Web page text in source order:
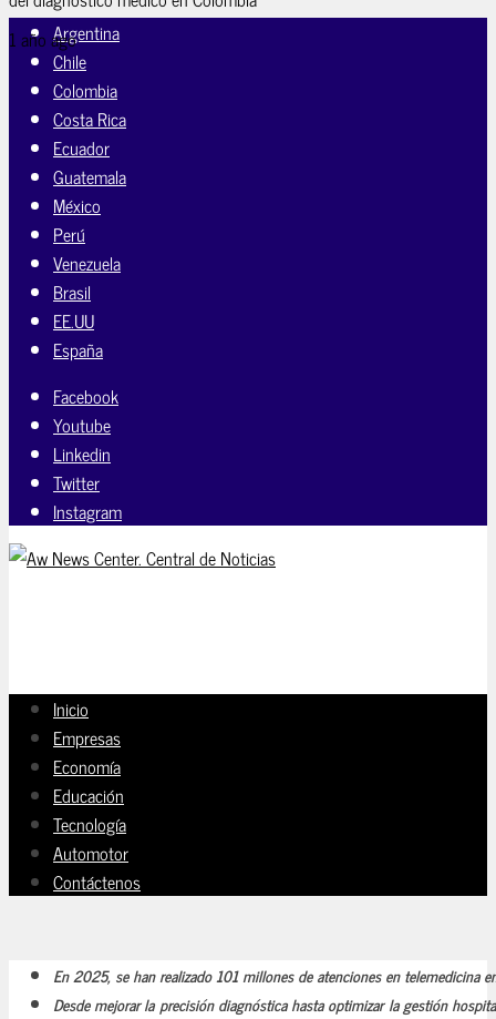
Argentina
Chile
Colombia
Costa Rica
Ecuador
Guatemala
México
Perú
Venezuela
Brasil
EE.UU
España
Facebook
Youtube
Linkedin
Twitter
Instagram
Inicio
Empresas
Economía
Educación
Tecnología
Automotor
Contáctenos
1 año ago
En 2025, se han realizado 101 millones de atenciones en telemedicina
Desde mejorar la precisión diagnóstica hasta optimizar la gestión